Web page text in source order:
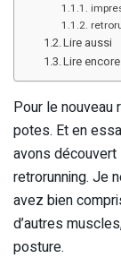
Lire aussi
Lire encore
Pour le nouveau
potes. Et en
avons découvert
retrorunning. Je
avez bien
d’autres
posture.